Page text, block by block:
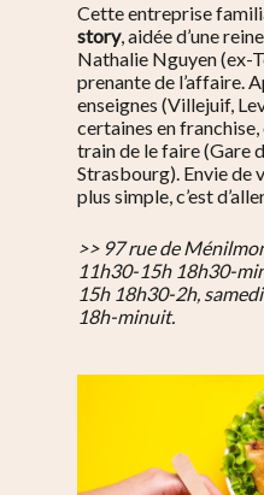
Cette entreprise
story, aidée d’une
Nathalie Nguyen(ex-
prenante de l’affaire.
enseignes (Villejuif,
certaines en
train de le faire (Gare
Strasbourg). Envie de
plus simple, c’est
>> 97 rue de
11h30-15h 18h30-
15h 18h30-2h,
18h-minuit.